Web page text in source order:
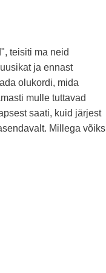
teisiti ma neid
ja ennast
olukordi, mida
mulle tuttavad
saati, kuid järjest
Millega võiks